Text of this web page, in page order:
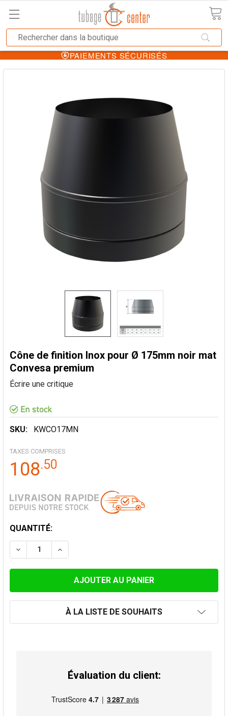
PAIEMENTS SÉCURISÉS
Cône de finition Inox pour Ø 175mm noir mat
Convesa premium
Écrire une critique
SKU: KWCO17MN
TAXES COMPRISES
108.50
STOCK
ACTUEL:
QUANTITÉ:
DIMINUER LA QUANTITÉ DE CÔNE DE FINITION INOX
AUGMENTER LA QUANTITÉ DE CÔNE DE
À LA LISTE DE SOUHAITS
Évaluation du client: